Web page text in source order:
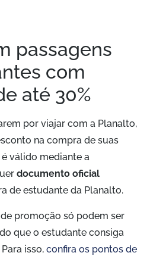
passagens
com
até 30%
por viajar com a Planalto,
na compra de suas
válido mediante a
documento oficial
de estudante da Planalto.
promoção só podem ser
que o estudante consiga
isso, confira os pontos de